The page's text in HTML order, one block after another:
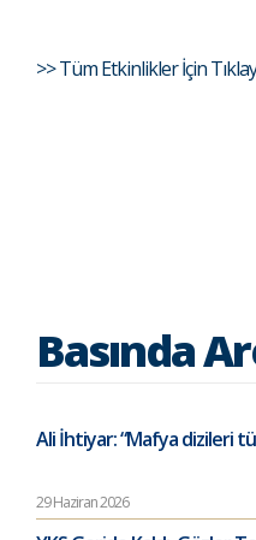
>> Tüm Etkinlikler İçin
Basında
Ali İhtiyar: “Mafya dizileri
29 Haziran 2026